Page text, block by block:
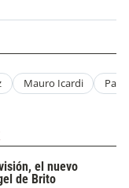
Mauro Icardi
el nuevo
de Brito